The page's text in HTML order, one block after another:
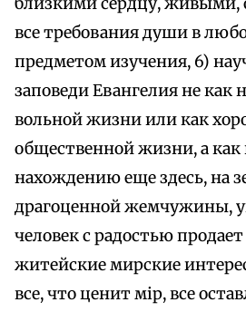
все требования души в
предметом изучения, 6)
заповеди Евангелия не как
вольной жизни или как
общественной жизни, а как
нахождению еще здесь, на
драгоценной жемчужины,
человек с радостью продает
житейские мирские
все, что ценит мiр, все